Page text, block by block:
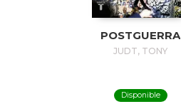
POSTGUERRA
JUDT, TONY
Disponible